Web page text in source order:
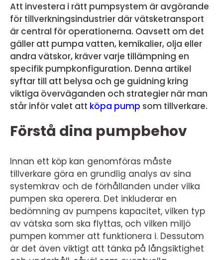
Att investera i rätt pumpsystem är avgörande
för tillverkningsindustrier där vätsketransport
är central för operationerna. Oavsett om det
gäller att pumpa vatten, kemikalier, olja eller
andra vätskor, kräver varje tillämpning en
specifik pumpkonfiguration. Denna artikel
syftar till att belysa och ge guidning kring
viktiga överväganden och strategier när man
står inför valet att köpa pump som tillverkare.
Förstå dina pumpbehov
Innan ett köp kan genomföras måste
tillverkare göra en grundlig analys av sina
systemkrav och de förhållanden under vilka
pumpen ska operera. Det inkluderar en
bedömning av pumpens kapacitet, vilken typ
av vätska som ska flyttas, och vilken miljö
pumpen kommer att funktionera i. Dessutom
är det även viktigt att tänka på långsiktighet